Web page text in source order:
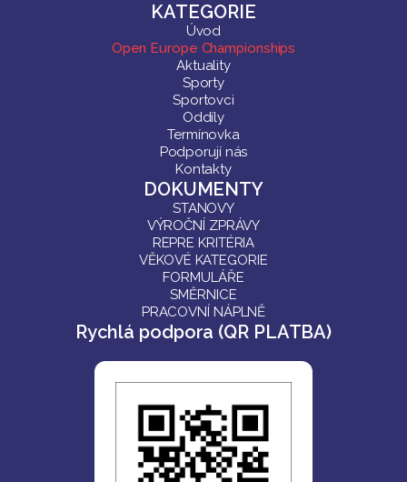
KATEGORIE
Úvod
Open Europe Championships
Aktuality
Sporty
Sportovci
Oddíly
Termínovka
Podporují nás
Kontakty
DOKUMENTY
STANOVY
VÝROČNÍ ZPRÁVY
REPRE KRITÉRIA
VĚKOVÉ KATEGORIE
FORMULÁŘE
SMĚRNICE
PRACOVNÍ NÁPLNĚ
Rychlá podpora (QR PLATBA)